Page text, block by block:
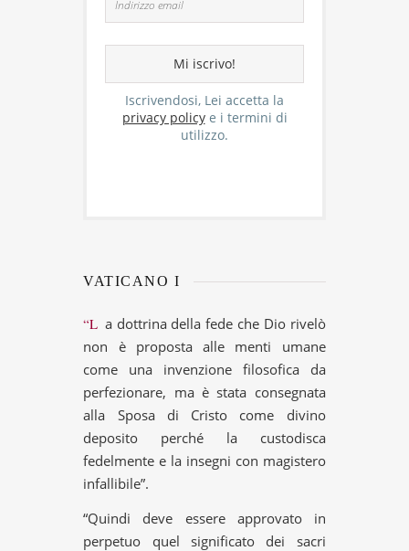
Iscrivendosi, Lei accetta la
privacy policye i termini di
utilizzo.
VATICANO I
“La dottrina della fede che Dio rivelò
non è proposta alle menti umane
come una invenzione filosofica da
perfezionare, ma è stata consegnata
alla Sposa di Cristo come divino
deposito perché la custodisca
fedelmente e la insegni con magistero
infallibile”.
“Quindi deve essere approvato in
perpetuo quel significato dei sacri